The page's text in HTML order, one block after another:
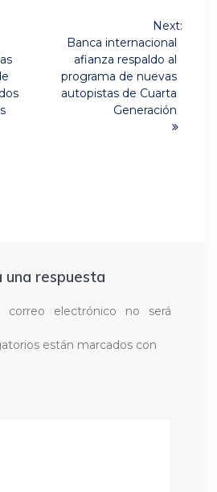
Next:
Next
post:
Banca internacional
afianza respaldo al
programa de nuevas
autopistas de Cuarta
Generación
una respuesta
correo electrónico no será
están marcados con